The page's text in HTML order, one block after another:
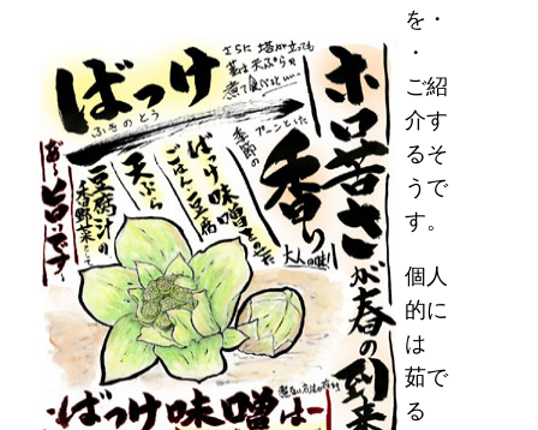
を・
・
ご紹
介す
るそ
うで
す。
個人
的に
は
茹で
る